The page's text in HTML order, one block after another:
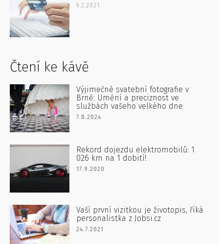
9.2.2021
Čtení ke kávě
Výjimečné svatební fotografie v
Brně: Umění a preciznost ve
službách vašeho velkého dne
7.8.2024
Rekord dojezdu elektromobilů: 1
026 km na 1 dobití!
17.9.2020
Vaší první vizitkou je životopis, říká
personalistka z Jobsi.cz
24.7.2021